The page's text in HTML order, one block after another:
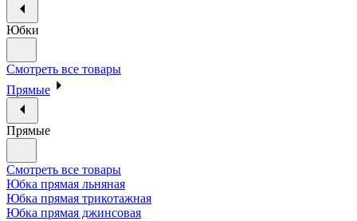
Юбки
Смотреть все товары
Прямые
Прямые
Смотреть все товары
Юбка прямая льняная
Юбка прямая трикотажная
Юбка прямая джинсовая